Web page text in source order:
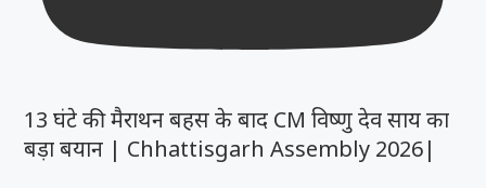
13 घंटे की मैराथन बहस के बाद CM विष्णु देव साय का
बड़ा बयान | Chhattisgarh Assembly 2026|